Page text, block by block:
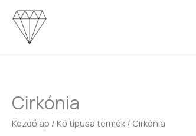
Skip
content
Cirkónia
Kezdőlap / Kő típusa termék / Cirkónia